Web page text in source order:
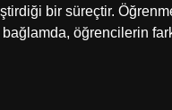
bir süreçtir.
öğrencilerin